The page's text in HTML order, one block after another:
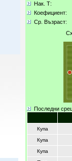
Нак. Т:
Коефициент:
Ср. Възраст:
Последни
Купа
Купа
Купа